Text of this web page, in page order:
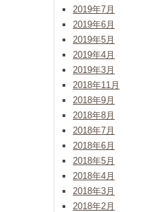
2019年7月
2019年6月
2019年5月
2019年4月
2019年3月
2018年11月
2018年9月
2018年8月
2018年7月
2018年6月
2018年5月
2018年4月
2018年3月
2018年2月